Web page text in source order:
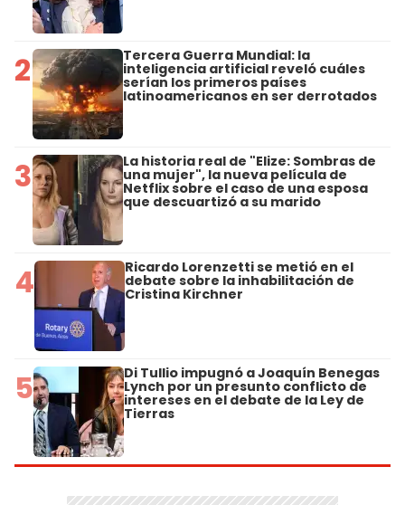
2 Tercera Guerra Mundial: la
inteligencia artificial reveló cuáles
serían los primeros países
latinoamericanos en ser derrotados
3 La historia real de "Elize: Sombras de
una mujer", la nueva película de
Netflix sobre el caso de una esposa
que descuartizó a su marido
4 Ricardo Lorenzetti se metió en el
debate sobre la inhabilitación de
Cristina Kirchner
5 Di Tullio impugnó a Joaquín Benegas
Lynch por un presunto conflicto de
intereses en el debate de la Ley de
Tierras